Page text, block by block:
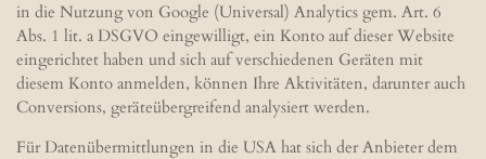
in die Nutzung von Google (Universal) Analytics gem. Art. 6
Abs. 1 lit. a DSGVO eingewilligt, ein Konto auf dieser Website
eingerichtet haben und sich auf verschiedenen Geräten mit
diesem Konto anmelden, können Ihre Aktivitäten, darunter auch
Conversions, geräteübergreifend analysiert werden.
Für Datenübermittlungen in die USA hat sich der Anbieter dem